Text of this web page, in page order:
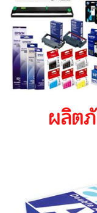
ผลิต